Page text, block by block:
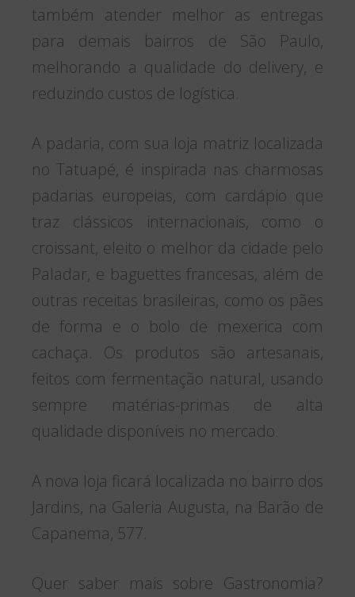
também atender melhor as entregas
para demais bairros de São Paulo,
melhorando a qualidade do delivery, e
reduzindo custos de logística.
A padaria, com sua loja matriz localizada
no Tatuapé, é inspirada nas charmosas
padarias europeias, com cardápio que
traz clássicos internacionais, como o
croissant, eleito o melhor da cidade pelo
Paladar, e baguettes francesas, além de
outras receitas brasileiras, como os pães
de forma e o bolo de mexerica com
cachaça. Os produtos são artesanais,
feitos com fermentação natural, usando
sempre matérias-primas de alta
qualidade disponíveis no mercado.
A nova loja ficará localizada no bairro dos
Jardins, na Galeria Augusta, na Barão de
Capanema, 577.
Quer saber mais sobre Gastronomia?